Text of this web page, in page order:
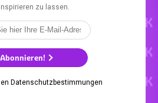
zu lassen.
Abonnieren!
Datenschutzbestimmungen